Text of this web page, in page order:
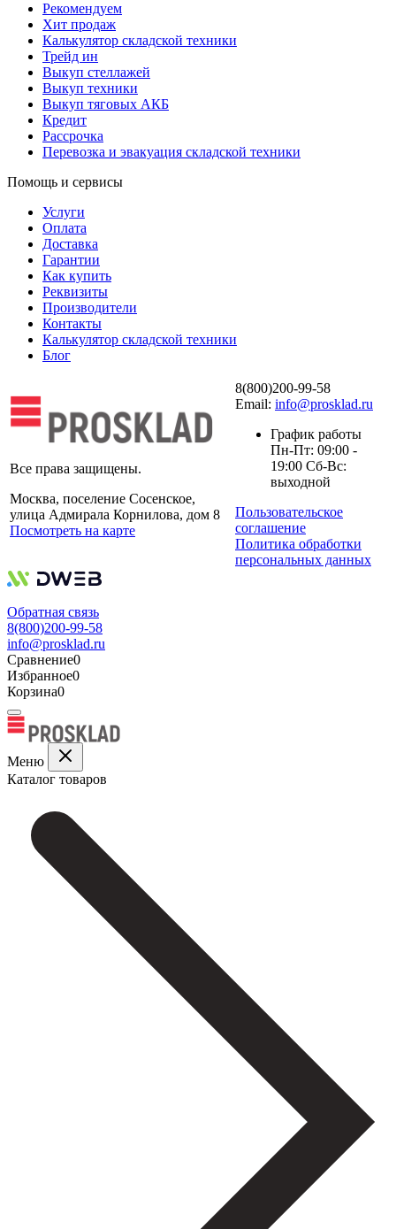
Рекомендуем
Хит продаж
Калькулятор складской техники
Трейд ин
Выкуп стеллажей
Выкуп техники
Выкуп тяговых АКБ
Кредит
Рассрочка
Перевозка и эвакуация складской техники
Помощь и сервисы
Услуги
Оплата
Доставка
Гарантии
Как купить
Реквизиты
Производители
Контакты
Калькулятор складской техники
Блог
Все права защищены.
Москва, поселение Сосенское,
улица Адмирала Корнилова, дом 8
Посмотреть на карте
8(800)200-99-58
Email: info@prosklad.ru
График работы
Пн-Пт: 09:00 -
19:00 Сб-Вс:
выходной
Пользовательское
соглашение
Политика обработки
персональных данных
Обратная связь
8(800)200-99-58
info@prosklad.ru
Сравнение0
Избранное0
Корзина0
Меню
Каталог товаров